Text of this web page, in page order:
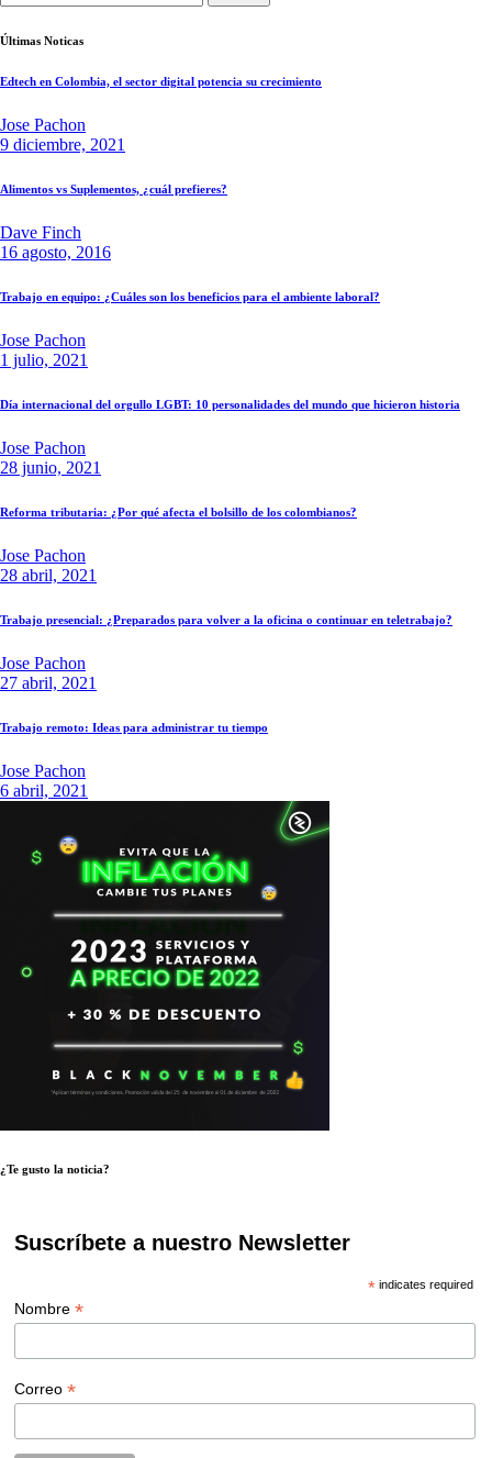
Últimas Noticas
Edtech en Colombia, el sector digital potencia su crecimiento
Jose Pachon
9 diciembre, 2021
Alimentos vs Suplementos, ¿cuál prefieres?
Dave Finch
16 agosto, 2016
Trabajo en equipo: ¿Cuáles son los beneficios para el ambiente laboral?
Jose Pachon
1 julio, 2021
Día internacional del orgullo LGBT: 10 personalidades del mundo que hicieron historia
Jose Pachon
28 junio, 2021
Reforma tributaria: ¿Por qué afecta el bolsillo de los colombianos?
Jose Pachon
28 abril, 2021
Trabajo presencial: ¿Preparados para volver a la oficina o continuar en teletrabajo?
Jose Pachon
27 abril, 2021
Trabajo remoto: Ideas para administrar tu tiempo
Jose Pachon
6 abril, 2021
¿Te gusto la noticia?
Suscríbete a nuestro Newsletter
*indicates required
Nombre*
Correo*